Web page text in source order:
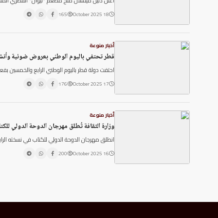
Hacklink panel
Hacklink panel
Hacklink
Hacklink Panel
Hacklink Panel
Hacklink
18 October 2025
165
أخبار منوعة
قطر تحتفي باليوم الوطني بعروض ضوئية
احتفت دولة قطر باليوم الوطني الرابع والخمسين
17 October 2025
176
أخبار منوعة
وزارة الثقافة تُطلق مهرجان الدوحة الدولي للكتاب بمشاركة 800
انطلق مهرجان الدوحة الدولي للكتاب في نسخته الرابعة والعشرين بمشاركة
16 October 2025
200